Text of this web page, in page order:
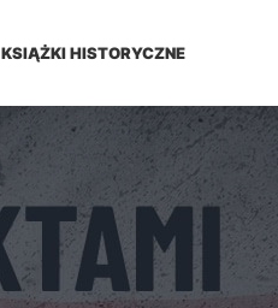
KSIĄŻKI HISTORYCZNE